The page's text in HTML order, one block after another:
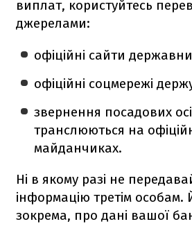
виплат, користуйтесь
джерелами:
офіційні сайти
офіційні соцмережі
звернення посадових
транслюються на
майданчиках.
Ні в якому разі не
інформацію третім особам.
зокрема, про дані вашої